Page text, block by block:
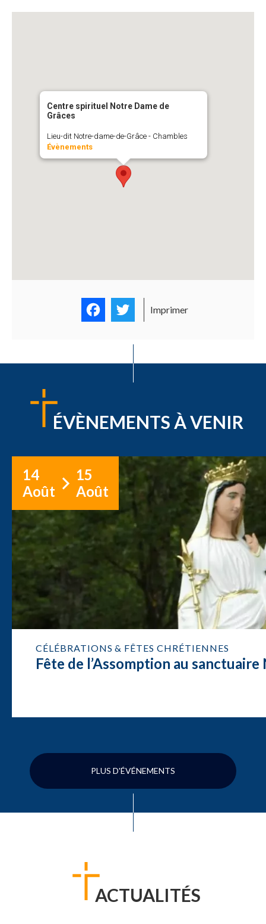
Centre spirituel Notre Dame de
Grâces
Lieu-dit Notre-dame-de-Grâce - Chambles
Évènements
FacebookTwitter
Imprimer
ÉVÈNEMENTS À VENIR
14
Août
15
Août
CÉLÉBRATIONS & FÊTES CHRÉTIENNES
Fête de l’Assomption au
PLUS D'ÉVÉNEMENTS
ACTUALITÉS